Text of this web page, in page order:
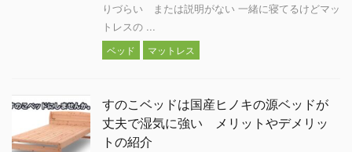
りづらい または説明がない 一緒に寝てるけどマッ
トレスの ...
ベッド マットレス
すのこベッドは国産ヒノキの源ベッドが
丈夫で湿気に強い メリットやデメリッ
トの紹介